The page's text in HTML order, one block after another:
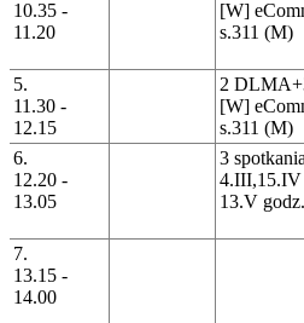
10.35 -
11.20
[W]
s.311 (M)
5.
11.30 -
12.15
2
[W]
s.311 (M)
6.
12.20 -
13.05
3
4.III,15.IV
13.V
7.
13.15 -
14.00